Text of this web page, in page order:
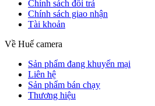
Chính sách đổi trả
Chính sách giao nhận
Tài khoản
Về Huế camera
Sản phẩm đang khuyến mại
Liên hệ
Sản phẩm bán chạy
Thương hiệu